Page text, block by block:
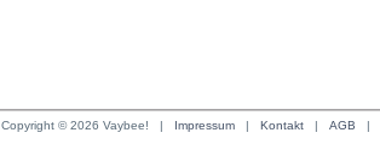
Copyright © 2026 Vaybee! | Impressum | Kontakt | AGB |